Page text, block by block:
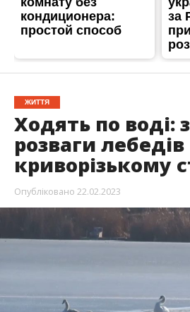
ЖИТТЯ
Ходять по воді:
розваги лебедів
криворізькому
Опубліковано 22.02.2023